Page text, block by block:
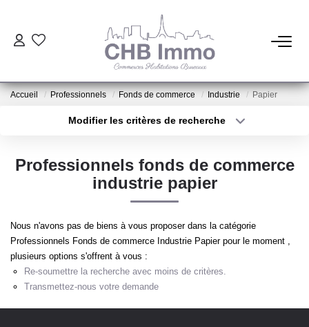
ESTIMATION
LOCATIONS
GESTION
NOTRE AGENCE
Notre Lexique
Accueil Professionnels Fonds de commerce Industrie Papier
Modifier les critères de recherche
Type de bien
Surface min
Créer une alerte
Professionnels fonds de commerce
industrie papier
Nous n'avons pas de biens à vous proposer dans la catégorie
Professionnels Fonds de commerce Industrie Papier pour le moment ,
plusieurs options s'offrent à vous :
Re-soumettre la recherche avec moins de critères.
Transmettez-nous votre demande